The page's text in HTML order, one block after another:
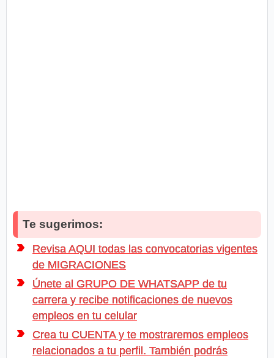
Te sugerimos:
Revisa AQUI todas las convocatorias vigentes
de MIGRACIONES
Únete al GRUPO DE WHATSAPP de tu
carrera y recibe notificaciones de nuevos
empleos en tu celular
Crea tu CUENTA y te mostraremos empleos
relacionados a tu perfil. También podrás